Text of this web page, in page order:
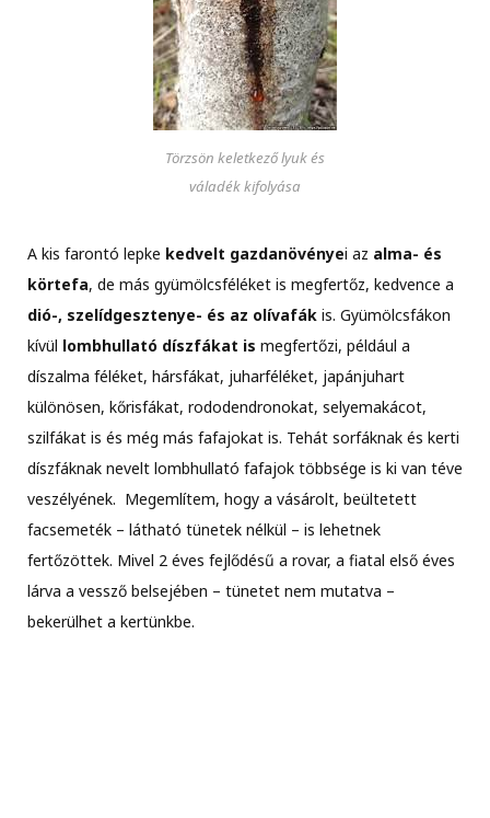
Törzsön keletkező lyuk és
váladék kifolyása
A kis farontó lepke kedvelt gazdanövényei az alma- és
körtefa, de más gyümölcsféléket is megfertőz, kedvence a
dió-, szelídgesztenye- és az olívafák is. Gyümölcsfákon
kívül lombhullató díszfákat is megfertőzi, például a
díszalma féléket, hársfákat, juharféléket, japánjuhart
különösen, kőrisfákat, rododendronokat, selyemakácot,
szilfákat is és még más fafajokat is. Tehát sorfáknak és kerti
díszfáknak nevelt lombhullató fafajok többsége is ki van téve
veszélyének. Megemlítem, hogy a vásárolt, beültetett
facsemeték – látható tünetek nélkül – is lehetnek
fertőzöttek. Mivel 2 éves fejlődésű a rovar, a fiatal első éves
lárva a vessző belsejében – tünetet nem mutatva –
bekerülhet a kertünkbe.